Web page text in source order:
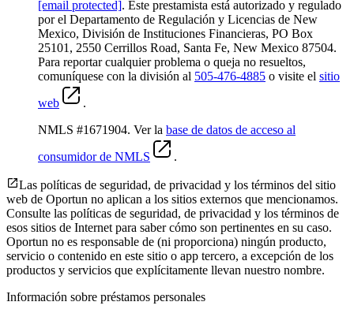
[email protected]. Este prestamista está autorizado y regulado
por el Departamento de Regulación y Licencias de New
Mexico, División de Instituciones Financieras, PO Box
25101, 2550 Cerrillos Road, Santa Fe, New Mexico 87504.
Para reportar cualquier problema o queja no resueltos,
comuníquese con la división al 505-476-4885 o visite el sitio
web
.
NMLS #1671904. Ver la base de datos de acceso al
consumidor de NMLS
.
Las políticas de seguridad, de privacidad y los términos del sitio
web de Oportun no aplican a los sitios externos que mencionamos.
Consulte las políticas de seguridad, de privacidad y los términos de
esos sitios de Internet para saber cómo son pertinentes en su caso.
Oportun no es responsable de (ni proporciona) ningún producto,
servicio o contenido en este sitio o app tercero, a excepción de los
productos y servicios que explícitamente llevan nuestro nombre.
Información sobre préstamos personales